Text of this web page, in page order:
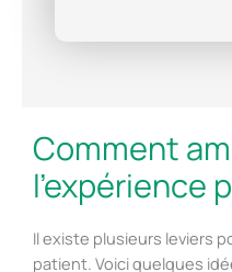
Comment
l'expérience
Il existe plusieurs leviers
patient. Voici quelques